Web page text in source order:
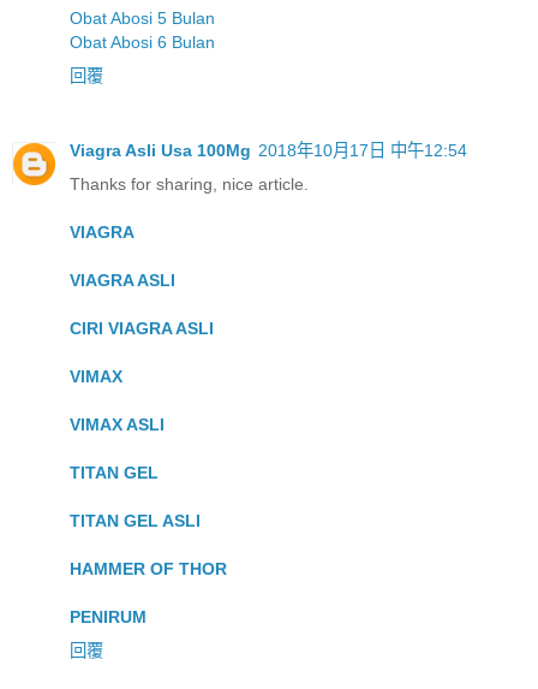
Obat Abosi 5 Bulan
Obat Abosi 6 Bulan
回覆
Viagra Asli Usa 100Mg 2018年10月17日 中午12:54
Thanks for sharing, nice article.
VIAGRA
VIAGRA ASLI
CIRI VIAGRA ASLI
VIMAX
VIMAX ASLI
TITAN GEL
TITAN GEL ASLI
HAMMER OF THOR
PENIRUM
回覆